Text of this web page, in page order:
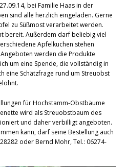
bei Familie Haas in der
sind alle herzlich eingeladen. Gerne
zu Süßmost verarbeitet werden.
bereit. Außerdem darf beliebig viel
Apfelkuchen stehen
werden die Produkte
um eine Spende, die vollständig in
eine Schätzfrage rund um Streuobst
für Hochstamm-Obstbäume
wird als Streuobstbaum des
und daher verbilligt angeboten.
kann, darf seine Bestellung auch
oder Bernd Mohr, Tel.: 06274-